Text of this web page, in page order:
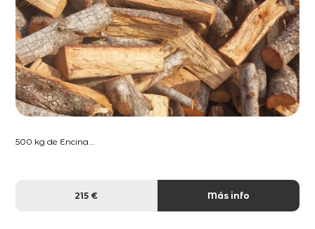
500 kg de Encina...
215 € Más info